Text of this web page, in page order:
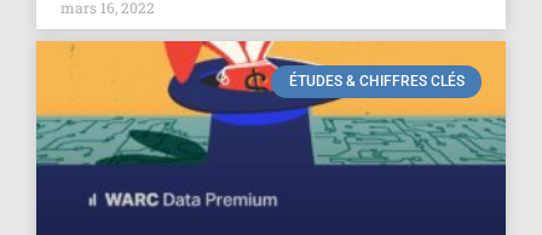
mars 16, 2022
ÉTUDES & CHIFFRES CLÉS